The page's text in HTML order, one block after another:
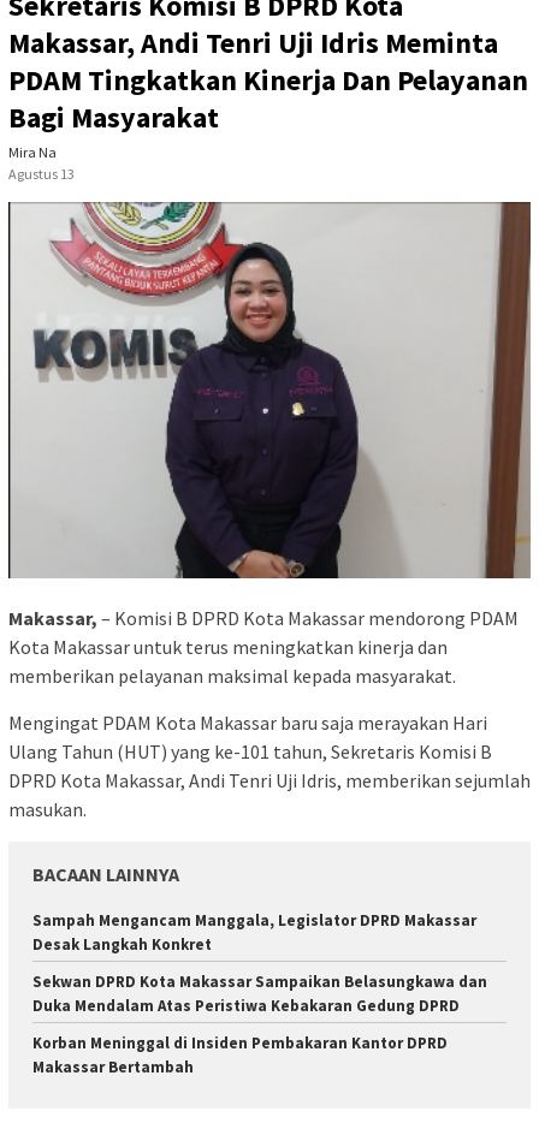
Makassar, Andi Tenri Uji Idris Meminta
PDAM Tingkatkan Kinerja Dan Pelayanan
Bagi Masyarakat
Mira Na
Agustus 13
Makassar, – Komisi B DPRD Kota Makassar mendorong PDAM
Kota Makassar untuk terus meningkatkan kinerja dan
memberikan pelayanan maksimal kepada masyarakat.
Mengingat PDAM Kota Makassar baru saja merayakan Hari
Ulang Tahun (HUT) yang ke-101 tahun, Sekretaris Komisi B
DPRD Kota Makassar, Andi Tenri Uji Idris, memberikan sejumlah
masukan.
BACAAN LAINNYA
Sampah Mengancam Manggala, Legislator DPRD Makassar
Desak Langkah Konkret
Sekwan DPRD Kota Makassar Sampaikan Belasungkawa dan
Duka Mendalam Atas Peristiwa Kebakaran Gedung DPRD
Korban Meninggal di Insiden Pembakaran Kantor DPRD
Makassar Bertambah